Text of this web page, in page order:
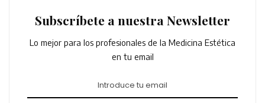
Subscríbete a nuestra Newsletter
Lo mejor para los profesionales de la Medicina Estética
en tu email